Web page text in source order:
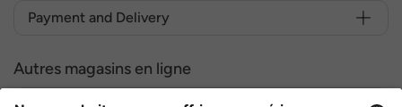
Payment and Delivery
Autres magasins en ligne